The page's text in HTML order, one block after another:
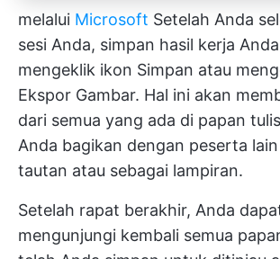
melalui Microsoft Setelah Anda
sesi Anda, simpan hasil kerja
mengeklik ikon Simpan atau
Ekspor Gambar. Hal ini akan
dari semua yang ada di papan
Anda bagikan dengan peserta
tautan atau sebagai lampiran.
Setelah rapat berakhir, Anda
mengunjungi kembali semua